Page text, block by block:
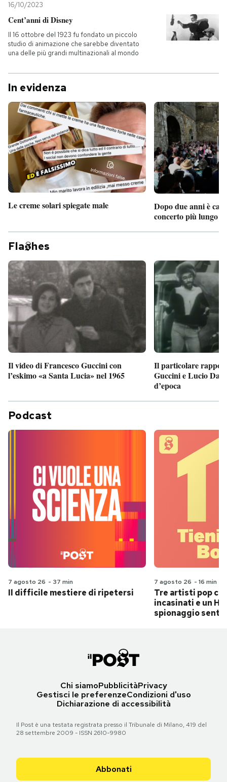
16/10/2023
Cent’anni di Disney
Il 16 ottobre del 1923 fu fondato un piccolo
studio di animazione che sarebbe diventato
una delle più grandi multinazionali al mondo
In evidenza
Le creme solari spiegate male
Dopo due anni è
concerto più lungo
Fla hes
Il video di Francesco Guccini con
l’eskimo «a Santa Lucia» nel 1965
Il particolare
Guccini e Lucio
d’epoca
Podcast
7 agosto 26 - 37 min
Il difficile mestiere di ripetersi
7 agosto 26 - 16 min
Tre artisti pop
incasinati e un
spionaggio
Chi siamoPubblicitàPrivacy
Gestisci le preferenzeCondizioni d'uso
Dichiarazione di accessibilità
Il Post è una testata registrata presso il Tribunale di Milano, 419 del
28 settembre 2009 - ISSN 2610-9980
Abbonati